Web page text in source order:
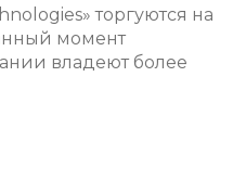
торгуются на
момент
владеют более